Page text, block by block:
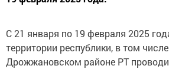
С 21 января по 19 февраля 2025
территории республики, в том
Дрожжановском районе РТ